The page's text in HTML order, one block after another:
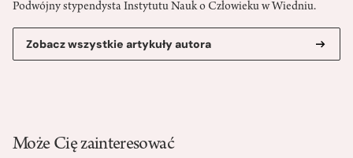
Podwójny stypendysta Instytutu Nauk o Człowieku w Wiedniu.
Zobacz wszystkie artykuły autora
Może Cię zainteresować